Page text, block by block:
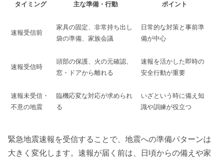
タイミング 主な準備・行動 ポイント
速報受信前
家具の固定、非常持ち出し
袋の準備、家族会議
日常的な対策と事前準
備が中心
速報受信時
頭部の保護、火の元確認、
窓・ドアから離れる
速報を活かした即時の
安全行動が重要
速報未受信・
不意の地震
臨機応変な対応が求められ
る
いざという時に備え知
識や訓練が役立つ
緊急地震速報を受信することで、地震への準備パターンは
大きく変化します。速報が届く前は、日頃からの備えや家